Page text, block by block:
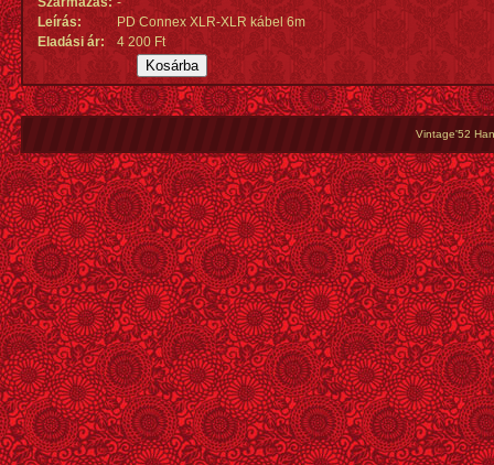
Leírás:
PD Connex XLR-XLR kábel 6m
Eladási ár:
4 200 Ft
Vintage'52